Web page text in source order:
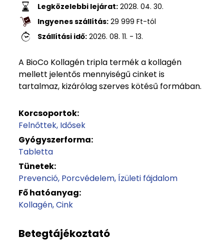
Legközelebbi lejárat: 2028. 04. 30.
Ingyenes szállítás: 29 999 Ft-tól
Szállítási idő: 2026. 08. 11. - 13.
A BioCo Kollagén tripla termék a kollagén
mellett jelentős mennyiségű cinket is
tartalmaz, kizárólag szerves kötésű formában.
Korcsoportok:
Felnőttek Idősek
Gyógyszerforma:
Tabletta
Tünetek:
Prevenció Porcvédelem Ízületi fájdalom
Fő hatóanyag:
Kollagén Cink
Betegtájékoztató